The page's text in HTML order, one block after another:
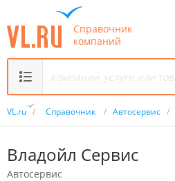
Справочник
компаний
VL.ru / Справочник / Автосервис /
Владойл Сервис
Автосервис